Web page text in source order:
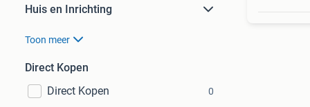
Huis en Inrichting
Toon meer
Direct Kopen
Direct Kopen
0